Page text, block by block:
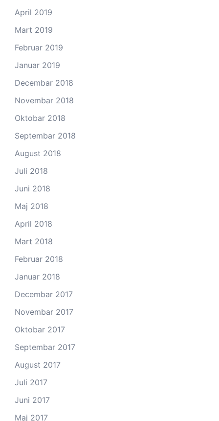
April 2019
Mart 2019
Februar 2019
Januar 2019
Decembar 2018
Novembar 2018
Oktobar 2018
Septembar 2018
August 2018
Juli 2018
Juni 2018
Maj 2018
April 2018
Mart 2018
Februar 2018
Januar 2018
Decembar 2017
Novembar 2017
Oktobar 2017
Septembar 2017
August 2017
Juli 2017
Juni 2017
Maj 2017